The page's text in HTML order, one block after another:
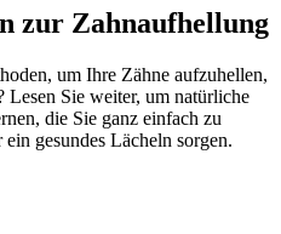
zur Zahnaufhellung
um Ihre Zähne aufzuhellen,
Lesen Sie weiter, um natürliche
die Sie ganz einfach zu
gesundes Lächeln sorgen.